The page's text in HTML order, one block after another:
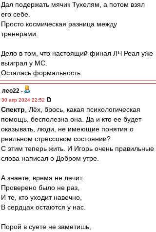
Дал подержать мячик Тухелям, а потом взял
его себе.
Просто космическая разница между
тренерами.
Дело в том, что настоящий финал ЛЧ Реал уже
выиграл у МС.
Осталась формальность.
лео22 -
30 апр 2024 22:52
Спектр , Лёх, брось, какая психологическая
помощь, бесполезна она. Да и кто ее будет
оказывать, люди, не имеющие понятия о
реальном стрессовом состоянии?
С этим теперь жить. И Игорь очень правильные
слова написал о Добром утре.
А знаете, время не лечит.
Проверено было не раз,
И те, кто уходит навечно,
В сердцах остаются у нас.
Порой в суете не заметишь,